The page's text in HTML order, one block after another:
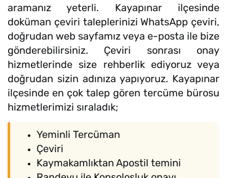
aramanız yeterli. Kayapınar ilçesinde
doküman çeviri taleplerinizi WhatsApp çeviri,
doğrudan web sayfamız veya e-posta ile bize
gönderebilirsiniz. Çeviri sonrası onay
hizmetlerinde size rehberlik ediyoruz veya
doğrudan sizin adınıza yapıyoruz. Kayapınar
ilçesinde en çok talep gören tercüme bürosu
hizmetlerimizi sıraladık;
Yeminli Tercüman
Çeviri
Kaymakamlıktan Apostil temini